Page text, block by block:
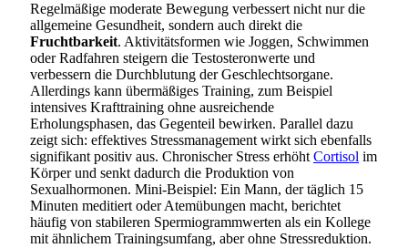
Regelmäßige moderate Bewegung verbessert nicht nur die
allgemeine Gesundheit, sondern auch direkt die
Fruchtbarkeit. Aktivitätsformen wie Joggen, Schwimmen
oder Radfahren steigern die Testosteronwerte und
verbessern die Durchblutung der Geschlechtsorgane.
Allerdings kann übermäßiges Training, zum Beispiel
intensives Krafttraining ohne ausreichende
Erholungsphasen, das Gegenteil bewirken. Parallel dazu
zeigt sich: effektives Stressmanagement wirkt sich ebenfalls
signifikant positiv aus. Chronischer Stress erhöhtCortisol im
Körper und senkt dadurch die Produktion von
Sexualhormonen. Mini-Beispiel: Ein Mann, der täglich 15
Minuten meditiert oder Atemübungen macht, berichtet
häufig von stabileren Spermiogrammwerten als ein Kollege
mit ähnlichem Trainingsumfang, aber ohne Stressreduktion.